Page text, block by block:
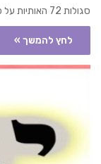
סגולות 72 האותיות על פי הקבלה - משמעות ופירוש צרוף האותיות: ו.ז.ה.ו.
לחץ להמשך »